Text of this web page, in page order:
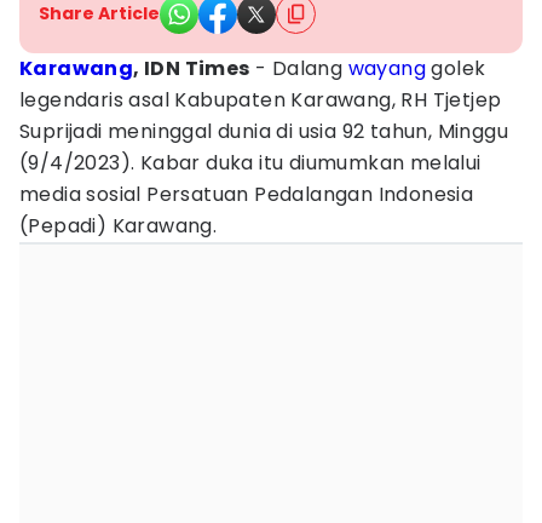
Share Article
Karawang, IDN Times - Dalang wayanggolek
legendaris asal Kabupaten Karawang, RH Tjetjep
Suprijadi meninggal dunia di usia 92 tahun, Minggu
(9/4/2023). Kabar duka itu diumumkan melalui
media sosial Persatuan Pedalangan Indonesia
(Pepadi) Karawang.